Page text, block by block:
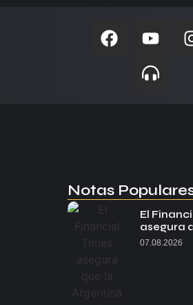
Notas
El
asegura
07.08.2026